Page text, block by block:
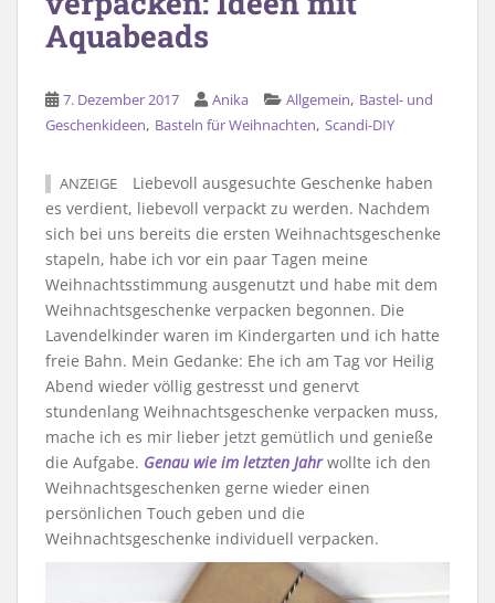
Aquabeads
7. Dezember 2017 Anika Allgemein, Bastel- und
Geschenkideen, Basteln für Weihnachten, Scandi-DIY
ANZEIGE
Liebevoll ausgesuchte Geschenke haben
es verdient, liebevoll verpackt zu werden. Nachdem
sich bei uns bereits die ersten Weihnachtsgeschenke
stapeln, habe ich vor ein paar Tagen meine
Weihnachtsstimmung ausgenutzt und habe mit dem
Weihnachtsgeschenke verpacken begonnen. Die
Lavendelkinder waren im Kindergarten und ich hatte
freie Bahn. Mein Gedanke: Ehe ich am Tag vor Heilig
Abend wieder völlig gestresst und genervt
stundenlang Weihnachtsgeschenke verpacken muss,
mache ich es mir lieber jetzt gemütlich und genieße
die Aufgabe. Genau wie im letzten Jahrwollte ich den
Weihnachtsgeschenken gerne wieder einen
persönlichen Touch geben und die
Weihnachtsgeschenke individuell verpacken.